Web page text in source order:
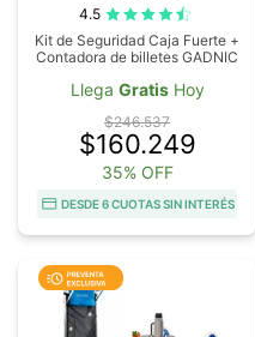
4.5
Kit de Seguridad Caja Fuerte +
Contadora de billetes GADNIC
Llega GratisHoy
$246.537
$160.249
35% OFF
DESDE 6 CUOTAS SIN INTERÉS